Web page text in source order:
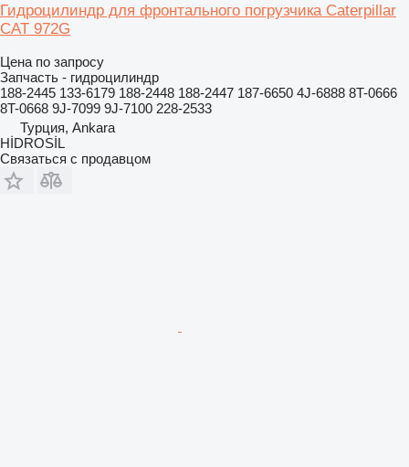
Гидроцилиндр для фронтального погрузчика Caterpillar
CAT 972G
Цена по запросу
Запчасть - гидроцилиндр
188-2445 133-6179 188-2448 188-2447 187-6650 4J-6888 8T-0666
8T-0668 9J-7099 9J-7100 228-2533
Турция, Ankara
HİDROSİL
Связаться с продавцом